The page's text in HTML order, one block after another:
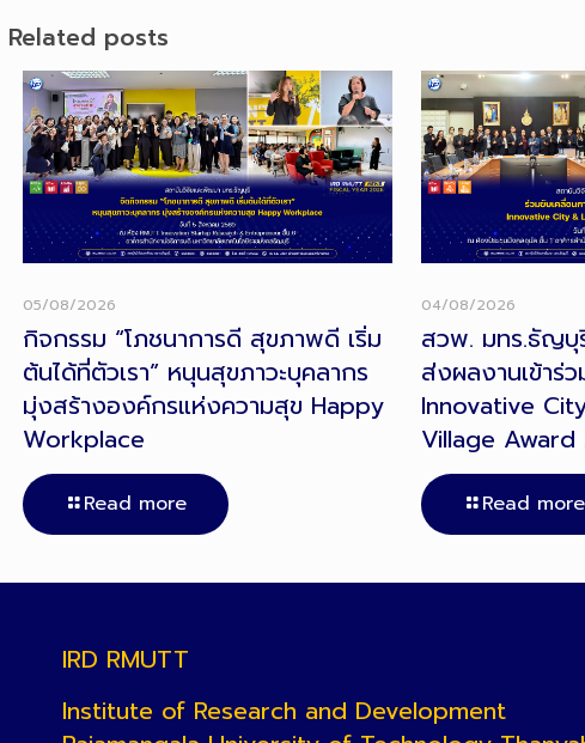
Related posts
05/08/2026
กิจกรรม “โภชนาการดี สุขภาพดี เริ่ม
ต้นได้ที่ตัวเรา” หนุนสุขภาวะบุคลากร
มุ่งสร้างองค์กรแห่งความสุข Happy
Workplace
Read more
04/08/2026
สวพ. มทร.ธัญบุ
ส่งผลงานเข้าร่
Innovative
Village
Read more
IRD RMUTT
Institute of Research and Development